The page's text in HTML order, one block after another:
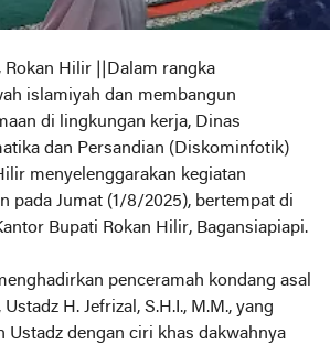
Rokan Hilir ||Dalam rangka
islamiyah dan membangun
di lingkungan kerja, Dinas
dan Persandian (Diskominfotik)
menyelenggarakan kegiatan
pada Jumat (1/8/2025), bertempat di
Bupati Rokan Hilir, Bagansiapiapi.
penceramah kondang asal
H. Jefrizal, S.H.I., M.M., yang
Ustadz dengan ciri khas dakwahnya